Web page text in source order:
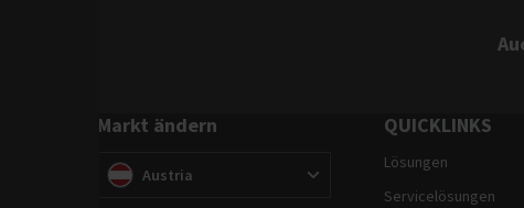
Markt ändern
Markt ändern
(Austria
QUICKLINKS
Lösungen
Servicelösungen